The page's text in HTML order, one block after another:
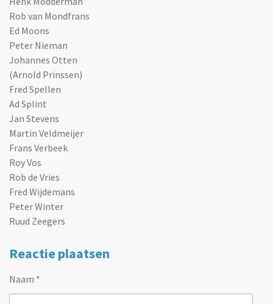
Rob van Mondfrans
Ed Moons
Peter Nieman
Johannes Otten
(Arnold Prinssen)
Fred Spellen
Ad Splint
Jan Stevens
Martin Veldmeijer
Frans Verbeek
Roy Vos
Rob de Vries
Fred Wijdemans
Peter Winter
Ruud Zeegers
Reactie plaatsen
Naam *